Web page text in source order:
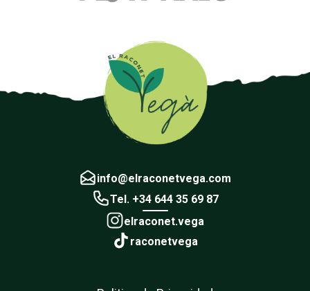
info@elraconetvega.com
Tel. +34 644 35 69 87
elraconet.vega
raconetvega